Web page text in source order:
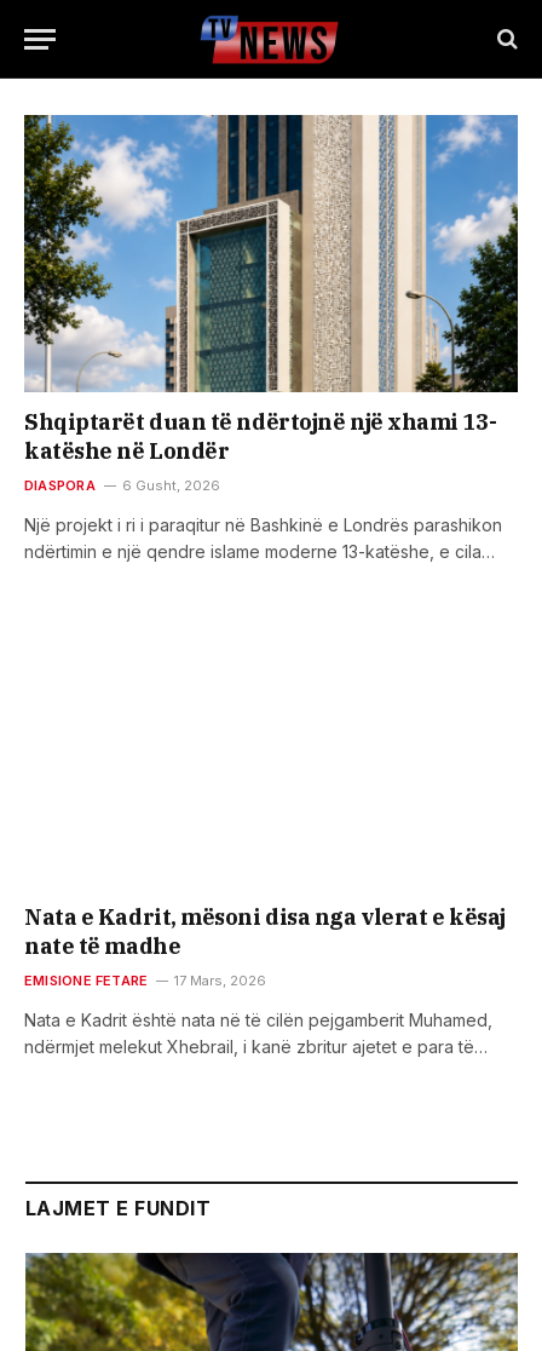
Shqiptarët duan të ndërtojnë një xhami 13-
katëshe në Londër
DIASPORA 6 Gusht, 2026
Një projekt i ri i paraqitur në Bashkinë e Londrës parashikon
ndërtimin e një qendre islame moderne 13-katëshe, e cila…
Nata e Kadrit, mësoni disa nga vlerat e kësaj
nate të madhe
EMISIONE FETARE 17 Mars, 2026
Nata e Kadrit është nata në të cilën pejgamberit Muhamed,
ndërmjet melekut Xhebrail, i kanë zbritur ajetet e para të…
LAJMET E FUNDIT